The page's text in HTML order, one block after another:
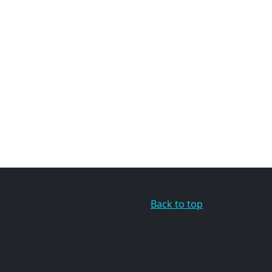
Back to top